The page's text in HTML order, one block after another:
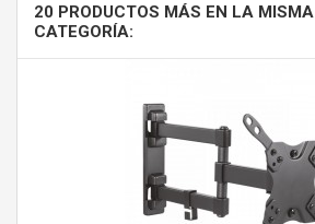
20 PRODUCTOS MÁS EN LA MISMA
CATEGORÍA: